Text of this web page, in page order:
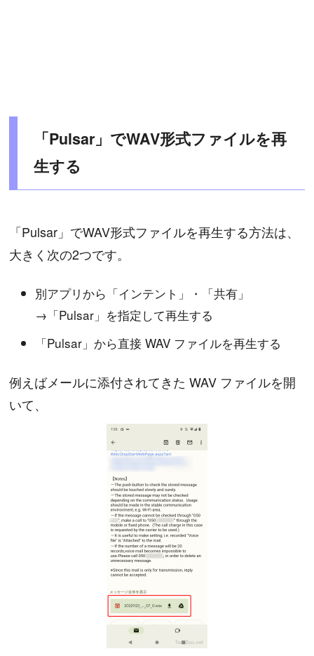
「Pulsar」でWAV形式ファイルを再
生する
「Pulsar」でWAV形式ファイルを再生する方法は、
大きく次の2つです。
別アプリから「インテント」・「共有」
→「Pulsar」を指定して再生する
「Pulsar」から直接 WAV ファイルを再生する
例えばメールに添付されてきた WAV ファイルを開
いて、